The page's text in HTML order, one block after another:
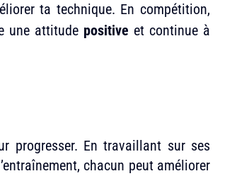
ta technique. En compétition,
une attitude positive et continue à
progresser. En travaillant sur ses
chacun peut améliorer